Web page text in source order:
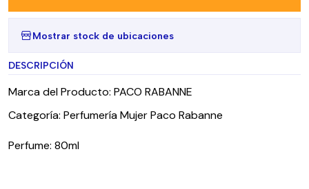
Mostrar stock de ubicaciones
DESCRIPCIÓN
Marca del Producto: PACO RABANNE
Categoría: Perfumería Mujer Paco Rabanne
Perfume: 80ml